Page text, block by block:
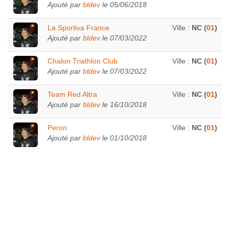
Ajouté par bldevle 05/06/2018
La Sportiva France
Ajouté par bldevle 07/03/2022
Ville : NC (01)
Chalon Triathlon Club
Ajouté par bldevle 07/03/2022
Ville : NC (01)
Team Red Altra
Ajouté par bldevle 16/10/2018
Ville : NC (01)
Peron
Ajouté par bldevle 01/10/2018
Ville : NC (01)